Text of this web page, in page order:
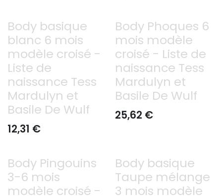
Body basique
blanc 6 mois
modèle croisé -
Liste de
naissance Tess
Mardulyn et
Basile De Wulf
12,31 €
Body Phoques 6
mois modèle
croisé - Liste de
naissance Tess
Mardulyn et
Basile De Wulf
25,62 €
Déjà offert
Body Pingouins
3-6 mois
modèle croisé -
Body basique
Taupe mélange
3 mois modèle